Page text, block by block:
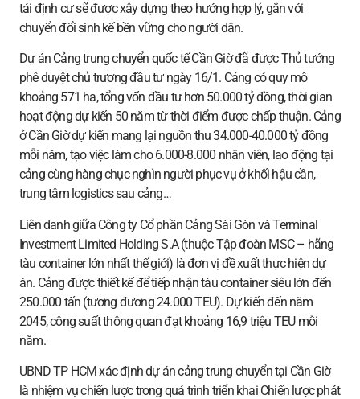
tái định cư sẽ được xây dựng theo hướng hợp lý, gắn với
chuyển đổi sinh kế bền vững cho người dân.
Dự án Cảng trung chuyển quốc tế Cần Giờ đã được Thủ tướng
phê duyệt chủ trương đầu tư ngày 16/1. Cảng có quy mô
khoảng 571 ha, tổng vốn đầu tư hơn 50.000 tỷ đồng, thời gian
hoạt động dự kiến 50 năm từ thời điểm được chấp thuận. Cảng
ở Cần Giờ dự kiến mang lại nguồn thu 34.000-40.000 tỷ đồng
mỗi năm, tạo việc làm cho 6.000-8.000 nhân viên, lao động tại
cảng cùng hàng chục nghìn người phục vụ ở khối hậu cần,
trung tâm logistics sau cảng…
Liên danh giữa Công ty Cổ phần Cảng Sài Gòn và Terminal
Investment Limited Holding S.A (thuộc Tập đoàn MSC – hãng
tàu container lớn nhất thế giới) là đơn vị đề xuất thực hiện dự
án. Cảng được thiết kế để tiếp nhận tàu container siêu lớn đến
250.000 tấn (tương đương 24.000 TEU). Dự kiến đến năm
2045, công suất thông quan đạt khoảng 16,9 triệu TEU mỗi
năm.
UBND TP HCM xác định dự án cảng trung chuyển tại Cần Giờ
là nhiệm vụ chiến lược trong quá trình triển khai Chiến lược phát